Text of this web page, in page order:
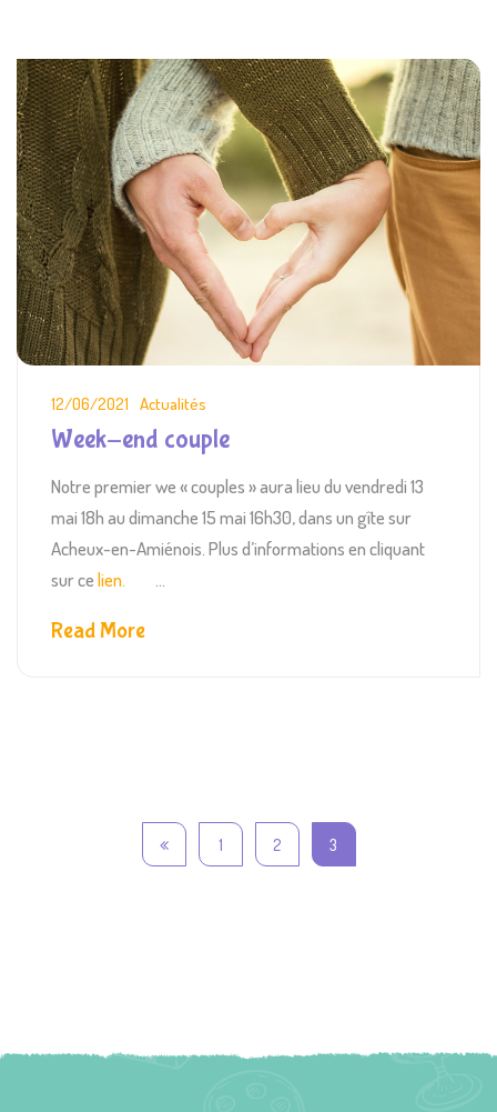
12/06/2021 Actualités
Week-end couple
Notre premier we « couples » aura lieu du vendredi 13
mai 18h au dimanche 15 mai 16h30, dans un gîte sur
Acheux-en-Amiénois. Plus d’informations en cliquant
sur celien.
Read More
1 2 3